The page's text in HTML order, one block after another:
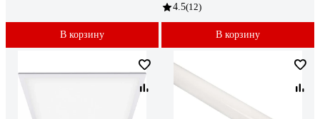
В корзину
4.5(12)
В корзину